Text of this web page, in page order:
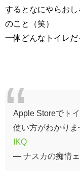
するとなにやらお
のこと（笑）
一体どんなトイレだ
Apple Storeでト
使い方がわかりま
IKQ
— ナスカの痴情